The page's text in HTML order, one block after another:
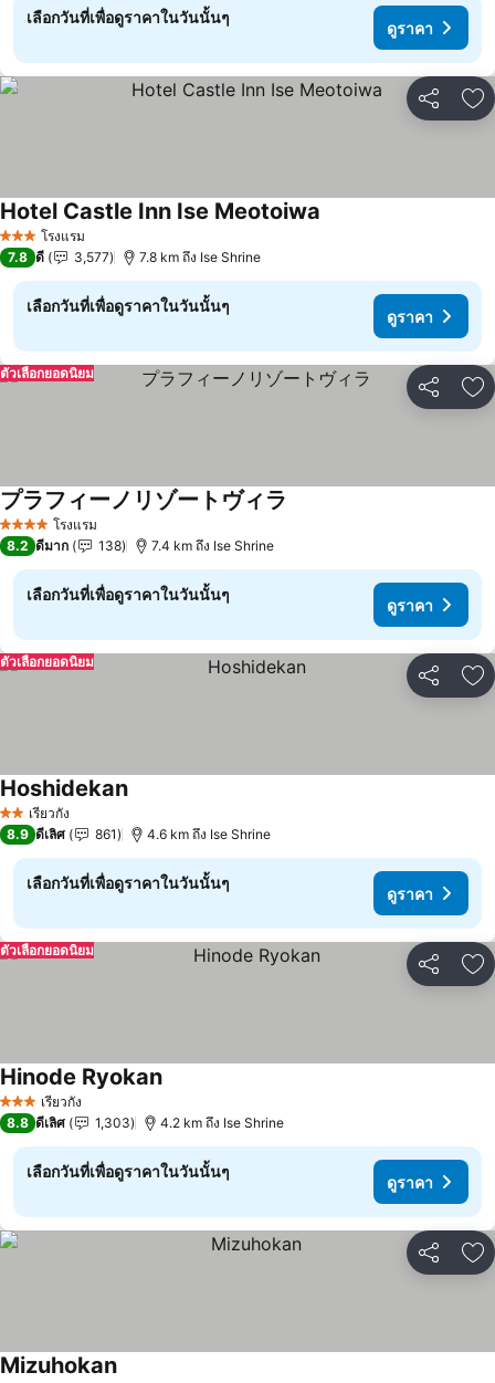
เลือกวันที่เพื่อดูราคาในวันนั้นๆ
ดูราคา
แชร์ เ
3 ดาว โรงแรม
Hotel Castle Inn Ise Meotoiwa
7.8 ดี 3,577 7.8 km ถึง Ise Shrine
เลือกวันที่เพื่อดูราคาในวันนั้นๆ
ดูราคา
แชร์ เ
ตัวเลือกยอดนิยม
4 ดาว โรงแรม
プラフィーノリゾートヴィラ
8.2 ดีมาก 138 7.4 km ถึง Ise Shrine
เลือกวันที่เพื่อดูราคาในวันนั้นๆ
ดูราคา
แชร์ เ
ตัวเลือกยอดนิยม
2 ดาวเรียวกัง
Hoshidekanดูราคา
8.9 ดีเลิศ 861 4.6 km ถึง Ise Shrine
เลือกวันที่เพื่อดูราคาในวันนั้นๆ
ดูราคา
แชร์ เ
ตัวเลือกยอดนิยม
3 ดาว เรียวกัง
Hinode Ryokanดูราคา
8.8 ดีเลิศ 1,303 4.2 km ถึง Ise Shrine
เลือกวันที่เพื่อดูราคาในวันนั้นๆ
ดูราคา
แชร์ เ
Mizuhokanดูราคา